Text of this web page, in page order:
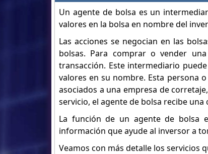
Un agente de bolsa es un
valores en la bolsa en nombre del
Las acciones se negocian en las
bolsas. Para comprar o vender
transacción. Este intermediario
valores en su nombre. Esta persona
asociados a una empresa de
servicio, el agente de bolsa recibe
La función de un agente de bolsa
información que ayude al inversor a
Veamos con más detalle los servicios